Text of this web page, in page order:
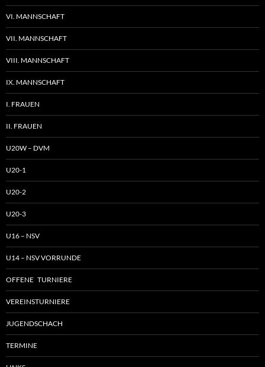
VI. MANNSCHAFT
VII. MANNSCHAFT
VIII. MANNSCHAFT
IX. MANNSCHAFT
I. FRAUEN
II. FRAUEN
U20W – DVM
U20-1
U20-2
U20-3
U16 – NSV
U14 – NSV VORRUNDE
OFFENE TURNIERE
VEREINSTURNIERE
JUGENDSCHACH
TERMINE